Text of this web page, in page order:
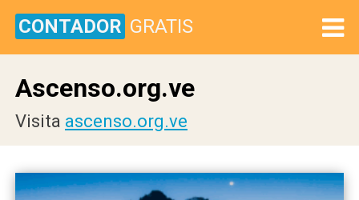
CONTADOR GRATIS
Ascenso.org.ve
Visita ascenso.org.ve